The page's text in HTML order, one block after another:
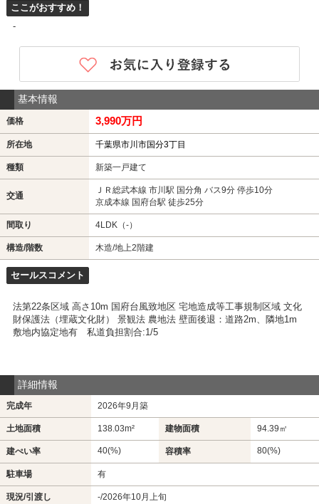
ここがおすすめ！
-
基本情報
価格 3,990万円
所在地 千葉県市川市国分3丁目
種類 新築一戸建て
交通
ＪＲ総武本線 市川駅 国分角 バス9分 停歩10分
京成本線 国府台駅 徒歩25分
間取り 4LDK（-）
構造/階数 木造/地上2階建
セールスコメント
法第22条区域 高さ10m 国府台風致地区 宅地造成等工事規制区域 文化
財保護法（埋蔵文化財） 景観法 農地法 壁面後退：道路2m、隣地1m
敷地内協定地有 私道負担割合:1/5
詳細情報
完成年 2026年9月築
土地面積 138.03m² 建物面積 94.39㎡
建ぺい率 40(%) 容積率 80(%)
駐車場 有
現況/引渡し -/2026年10月上旬